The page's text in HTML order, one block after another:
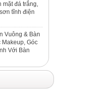
mặt đá trắng,
tĩnh điện
Vuông & Bàn
Makeup, Góc
Với Bàn